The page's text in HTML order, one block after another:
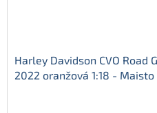
Harley Davidson CVO Road
2022 oranžová 1:18 - Maisto